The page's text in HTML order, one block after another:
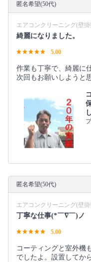
匿名希望(50代)
エアコンクリーニング(壁
綺麗になりました。
5.00
作業も丁寧で、綺麗に
次回もお願いしようと
匿名希望(50代)
エアコンクリーニング(壁
丁寧な仕事(*￣∇￣)ノ
5.00
コーティングと室外機
でしたよ。設置してか